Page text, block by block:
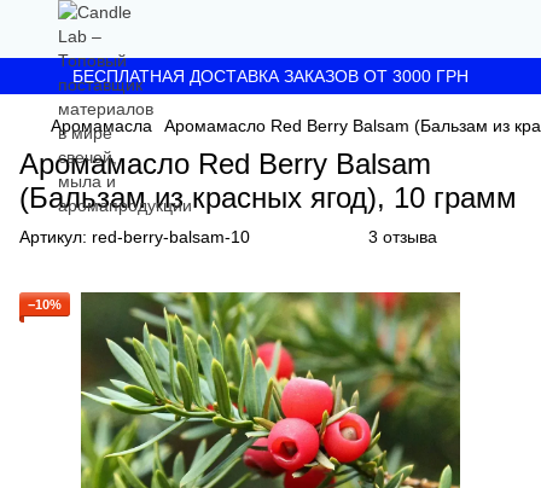
БЕСПЛАТНАЯ ДОСТАВКА ЗАКАЗОВ ОТ 3000 ГРН
Аромамасла Аромамасло Red Berry Balsam (Бальзам из
Аромамасло Red Berry Balsam
(Бальзам из красных ягод), 10 грамм
Артикул: red-berry-balsam-10 3 отзыва
−10%